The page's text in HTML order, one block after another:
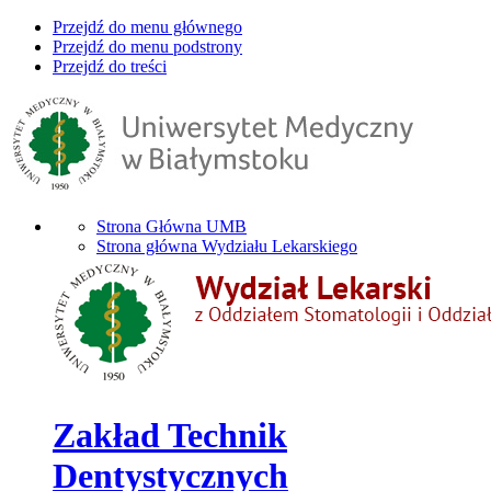
Przejdź do menu głównego
Przejdź do menu podstrony
Przejdź do treści
Strona Główna UMB
Strona główna Wydziału Lekarskiego
Zakład Technik
Dentystycznych